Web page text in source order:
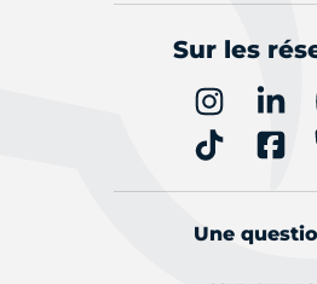
Sur les
Une